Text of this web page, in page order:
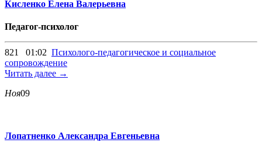
Кисленко Елена Валерьевна
Педагог-психолог
821 01:02 Психолого-педагогическое и социальное
сопровождение
Читать далее →
Ноя09
Лопатненко Александра Евгеньевна